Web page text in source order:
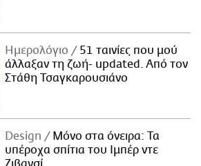
Ημερολόγιο
51 ταινίες που μού
άλλαξαν τη ζωή- updated. Aπό τον
Στάθη Τσαγκαρουσιάνο
Design
Μόνο στα όνειρα: Τα
υπέροχα σπίτια του Ιμπέρ ντε